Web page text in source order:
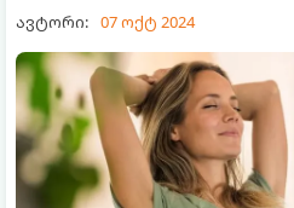
ავტორი: 07 ოქტ 2024